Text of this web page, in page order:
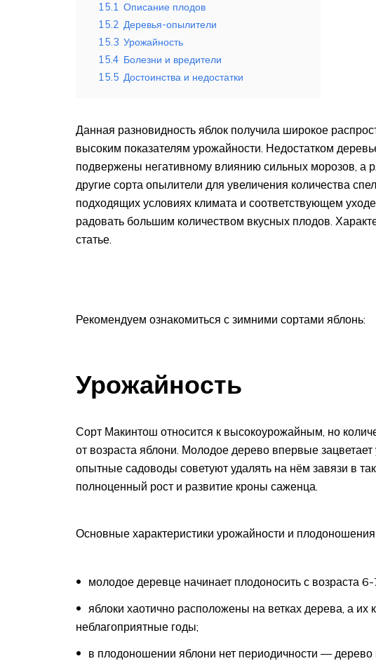
15.1 Описание плодов
15.2 Деревья-опылители
15.3 Урожайность
15.4 Болезни и вредители
15.5 Достоинства и недостатки
Данная разновидность яблок получила широкое
высоким показателям урожайности. Недостатком
подвержены негативному влиянию сильных морозов, а
другие сорта опылители для увеличения количества
подходящих условиях климата и соответствующем
радовать большим количеством вкусных плодов.
статье.
Рекомендуем ознакомиться с зимними сортами яблонь:
Урожайность
Сорт Макинтош относится к высокоурожайным, но
от возраста яблони. Молодое дерево впервые
опытные садоводы советуют удалять на нём завязи в
полноценный рост и развитие кроны саженца.
Основные характеристики урожайности и
молодое деревце начинает плодоносить с возраста 6-
яблоки хаотично расположены на ветках дерева, а их
неблагоприятные годы;
в плодоношении яблони нет периодичности —